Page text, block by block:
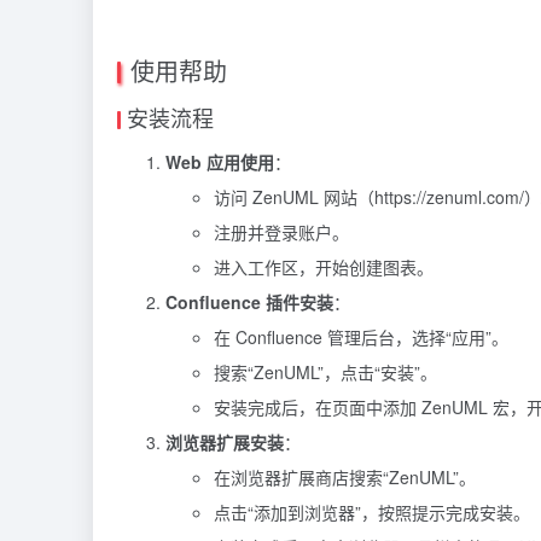
使用帮助
安装流程
Web 应用使用：
访问 ZenUML 网站（https://zenuml.com/）
注册并登录账户。
进入工作区，开始创建图表。
Confluence 插件安装：
在 Confluence 管理后台，选择“应用”。
搜索“ZenUML”，点击“安装”。
安装完成后，在页面中添加 ZenUML 宏，
浏览器扩展安装：
在浏览器扩展商店搜索“ZenUML”。
点击“添加到浏览器”，按照提示完成安装。